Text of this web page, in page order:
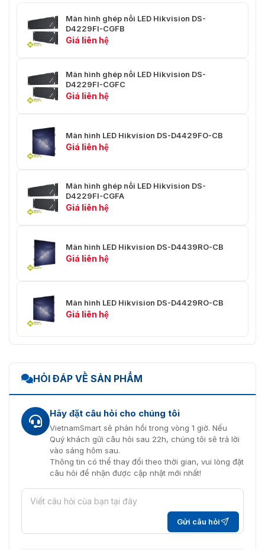
Trọng Lượng Thô 90 Kg (198,42 lb)±10%
Màn hình ghép nối LED Hikvision DS-
D4229FI-CGFB
Giá liên hệ
Màn hình ghép nối LED Hikvision DS-
D4229FI-CGFC
Giá liên hệ
Màn hình LED Hikvision DS-D4429FO-CB
Giá liên hệ
Màn hình ghép nối LED Hikvision DS-
D4229FI-CGFA
Giá liên hệ
Màn hình LED Hikvision DS-D4439RO-CB
Giá liên hệ
Màn hình LED Hikvision DS-D4429RO-CB
Giá liên hệ
HỎI ĐÁP VỀ SẢN PHẨM
Hãy đặt câu hỏi cho chúng tôi
VietnamSmart sẽ phản hồi trong vòng 1 giờ. Nếu
Quý khách gửi câu hỏi sau 22h, chúng tôi sẽ trả lời
vào sáng hôm sau.
Thông tin có thể thay đổi theo thời gian, vui lòng đặt
câu hỏi để nhận được cập nhật mới nhất!
Gửi câu hỏi